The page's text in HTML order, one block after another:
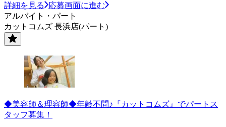
詳細を見る
応募画面に進む
アルバイト・パート
カットコムズ 長浜店(パート)
◆美容師＆理容師◆年齢不問♪『カットコムズ』でパートス
タッフ募集！